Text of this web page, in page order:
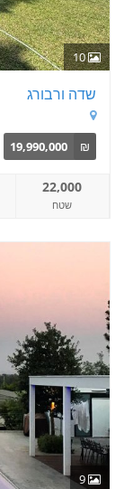
10
שדה ורבורג
₪
19,990,000
22,000
שטח
9